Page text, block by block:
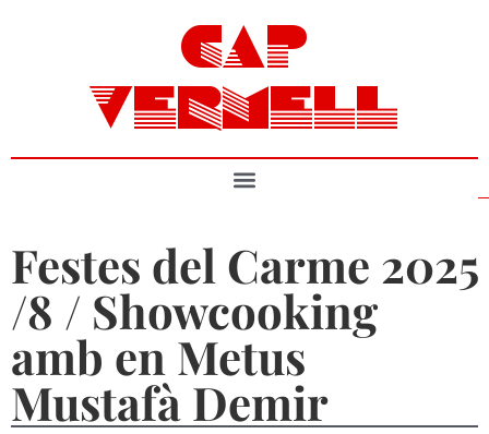
CAP
VERMELL
Festes del Carme 2025
/8 / Showcooking
amb en Metus
Mustafà Demir